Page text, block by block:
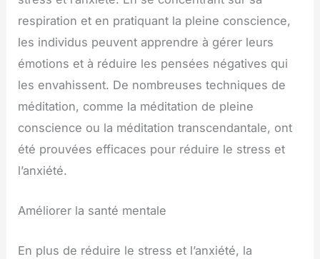
respiration et en pratiquant la pleine conscience,
les individus peuvent apprendre à gérer leurs
émotions et à réduire les pensées négatives qui
les envahissent. De nombreuses techniques de
méditation, comme la méditation de pleine
conscience ou la méditation transcendantale, ont
été prouvées efficaces pour réduire le stress et
l’anxiété.
Améliorer la santé mentale
En plus de réduire le stress et l’anxiété, la